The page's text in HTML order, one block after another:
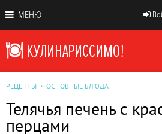
МЕНЮ
РЕЦЕПТЫ ОСНОВНЫЕ БЛЮДА
Телячья печень с
перцами